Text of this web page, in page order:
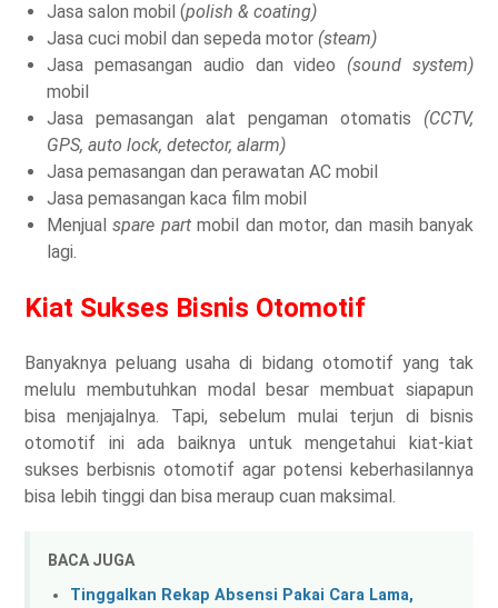
Jasa salon mobil (polish & coating)
Jasa cuci mobil dan sepeda motor (steam)
Jasa pemasangan audio dan video (sound system)
mobil
Jasa pemasangan alat pengaman otomatis (CCTV,
GPS, auto lock, detector, alarm)
Jasa pemasangan dan perawatan AC mobil
Jasa pemasangan kaca film mobil
Menjualspare partmobil dan motor, dan masih banyak
lagi.
Kiat Sukses Bisnis Otomotif
Banyaknya peluang usaha di bidang otomotif yang tak
melulu membutuhkan modal besar membuat siapapun
bisa menjajalnya. Tapi, sebelum mulai terjun di bisnis
otomotif ini ada baiknya untuk mengetahui kiat-kiat
sukses berbisnis otomotif agar potensi keberhasilannya
bisa lebih tinggi dan bisa meraup cuan maksimal.
BACA JUGA
Tinggalkan Rekap Absensi Pakai Cara Lama,